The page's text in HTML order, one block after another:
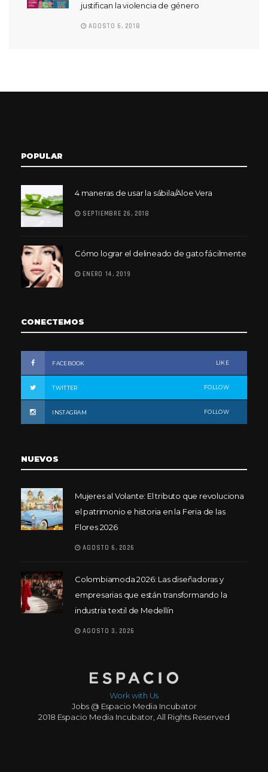
justifican la violencia de género
AGOSTO 6, 2018
POPULAR
4 maneras de usar la sábila/Aloe Vera
SEPTIEMBRE 26, 2018
Cómo lograr el delineado de gato fácilmente
ENERO 14, 2019
CONECTEMOS
FACEBOOK LIKE
TWITTER FOLLOW
INSTAGRAM FOLLOW
NUEVOS
Mujeres al Volante: El tributo que revoluciona
el patrimonio e historia en la Feria de las
Flores 2026
AGOSTO 6, 2026
Colombiamoda 2026: Las diseñadoras y
empresarias que están transformando la
industria textil de Medellín
AGOSTO 3, 2026
Work with Us
Jobs @ Espacio Media Incubator
2018 Espacio Media Incubator, All Rights Reserved